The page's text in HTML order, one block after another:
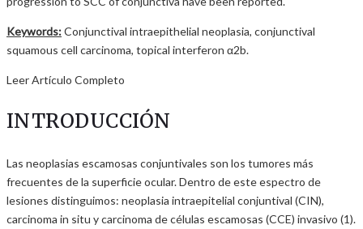
Keywords:Conjunctival intraepithelial neoplasia, conjunctival
squamous cell carcinoma, topical interferon α2b.
Leer Artículo Completo
INTRODUCCIÓN
Las neoplasias escamosas conjuntivales son los tumores más
frecuentes de la superficie ocular. Dentro de este espectro de
lesiones distinguimos: neoplasia intraepitelial conjuntival (CIN),
carcinoma in situ y carcinoma de células escamosas (CCE) invasivo (1).